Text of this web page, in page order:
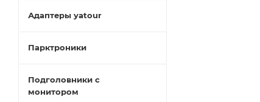
Адаптеры yatour
Парктроники
Подголовники с
монитором